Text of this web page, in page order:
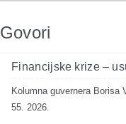
Govori
Financijske krize –
Kolumna guvernera Borisa
55. 2026.